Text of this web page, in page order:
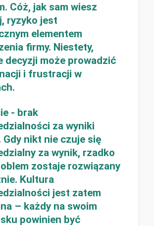
Cóż, jak sam wiesz
ryzyko jest
elementem
firmy. Niestety,
decyzji może prowadzić
i frustracji w
- brak
za wyniki
Gdy nikt nie czuje się
za wynik, rzadko
zostaje rozwiązany
Kultura
jest zatem
– każdy na swoim
powinien być